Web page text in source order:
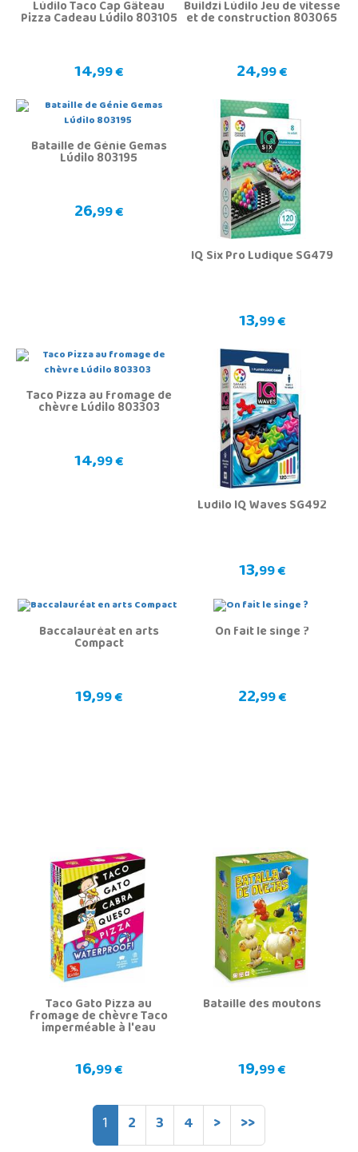
Lúdilo Taco Cap Gâteau
Pizza Cadeau Lúdilo 803105
14,99 €
Buildzi Lúdilo Jeu de vitesse
et de construction 803065
24,99 €
Bataille de Génie Gemas
Lúdilo 803195
26,99 €
IQ Six Pro Ludique SG479
13,99 €
Taco Pizza au fromage de
chèvre Lúdilo 803303
14,99 €
Ludilo IQ Waves SG492
13,99 €
Baccalauréat en arts
Compact
19,99 €
On fait le singe ?
22,99 €
Taco Gato Pizza au
fromage de chèvre Taco
imperméable à l'eau
16,99 €
Bataille des moutons
19,99 €
1 2 3 4 > >>